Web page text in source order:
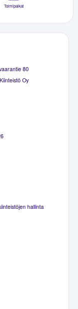
Toimipaikat
80
Oy
hallinta